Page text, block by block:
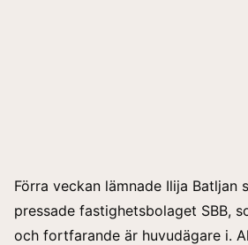
Förra veckan lämnade Ilija Batljan
pressade fastighetsbolaget SBB,
och fortfarande är huvudägare i.